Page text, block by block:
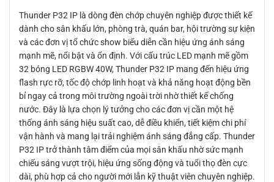
Thunder P32 IP là dòng đèn chớp chuyên nghiệp được thiết kế
dành cho sân khấu lớn, phòng trà, quán bar, hội trường sự kiện
và các đơn vị tổ chức show biểu diễn cần hiệu ứng ánh sáng
mạnh mẽ, nổi bật và ổn định. Với cấu trúc LED mạnh mẽ gồm
32 bóng LED RGBW 40W, Thunder P32 IP mang đến hiệu ứng
flash rực rỡ, tốc độ chớp linh hoạt và khả năng hoạt động bền
bỉ ngay cả trong môi trường ngoài trời nhờ thiết kế chống
nước. Đây là lựa chọn lý tưởng cho các đơn vị cần một hệ
thống ánh sáng hiệu suất cao, dễ điều khiển, tiết kiệm chi phí
vận hành và mang lại trải nghiệm ánh sáng đẳng cấp. Thunder
P32 IP trở thành tâm điểm của mọi sân khấu nhờ sức mạnh
chiếu sáng vượt trội, hiệu ứng sống động và tuổi thọ đèn cực
dài, phù hợp cả cho người mới lẫn kỹ thuật viên chuyên nghiệp.